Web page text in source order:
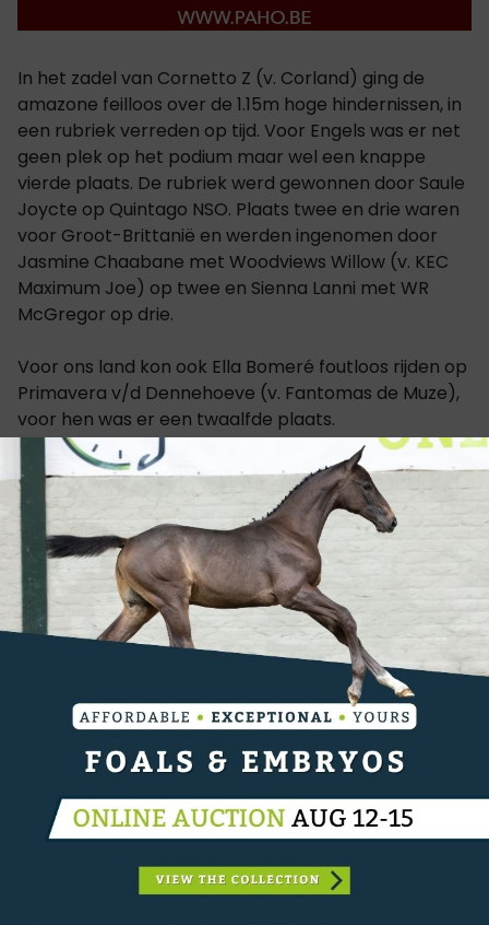
In het zadel van Cornetto Z (v. Corland) ging de
amazone feilloos over de 1.15m hoge hindernissen, in
een rubriek verreden op tijd. Voor Engels was er net
geen plek op het podium maar wel een knappe
vierde plaats. De rubriek werd gewonnen door Saule
Joycte op Quintago NSO. Plaats twee en drie waren
voor Groot-Brittanië en werden ingenomen door
Jasmine Chaabane met Woodviews Willow (v. KEC
Maximum Joe) op twee en Sienna Lanni met WR
McGregor op drie.
Voor ons land kon ook Ella Bomeré foutloos rijden op
Primavera v/d Dennehoeve (v. Fantomas de Muze),
voor hen was er een twaalfde plaats.
Volledige uitslag
In de Big Tour 1.25m voor Children zorgde Xander
Lamberts voor het Belgisch kleur en kwam na een
foutloze ronde metOpium van de
Caloomeerchen(v. Elvis ter Putte) op dertien te
staan. Op het podium stond de BWP'er Ocean (v.
Presley Boy) op drie onder de Italiaanse Lavinia Lo
Volledige uitslag
CATEGORIËN:REGIO,INTERNATIONAAL,SPORTNIEUWS
SHOWJUMPING